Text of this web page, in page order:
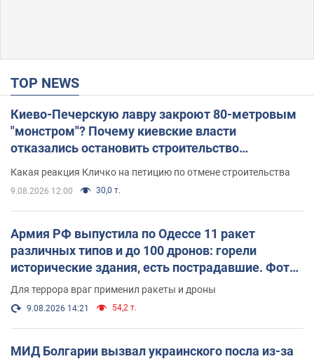
TOP NEWS
Киево-Печерскую лавру закроют 80-метровым
"монстром"? Почему киевские власти
отказались остановить строительство
Какая реакция Кличко на петицию по отмене строительства
9.08.2026 12:00 30,0 т.
Армия РФ выпустила по Одессе 11 ракет
различных типов и до 100 дронов: горели
исторические здания, есть пострадавшие. Фото
и видео
Для террора враг применил ракеты и дроны
9.08.2026 14:21 54,2 т.
МИД Болгарии вызвал украинского посла из-за